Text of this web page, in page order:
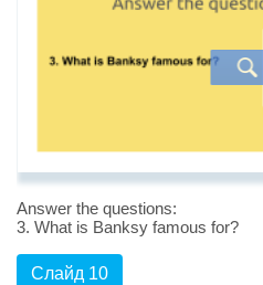
Answer the questions:
3. What is Banksy famous for?
Слайд 10